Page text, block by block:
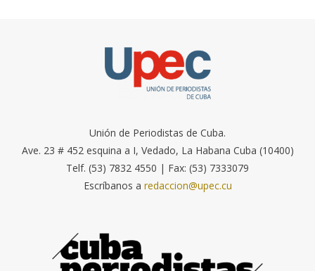
Unión de Periodistas de Cuba.
Ave. 23 # 452 esquina a I, Vedado, La Habana Cuba (10400)
Telf. (53) 7832 4550 | Fax: (53) 7333079
Escríbanos a redaccion@upec.cu